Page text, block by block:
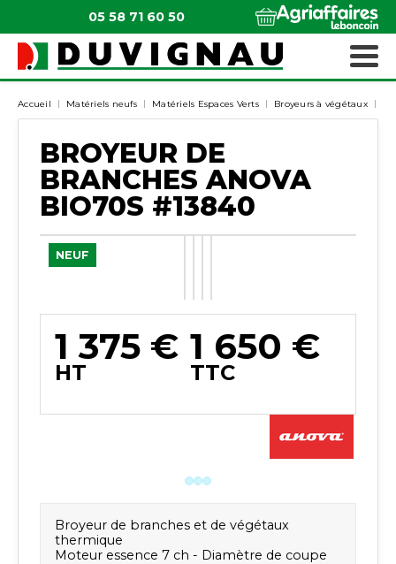
05 58 71 60 50
Accueil Matériels neufs Matériels Espaces Verts Broyeurs à végétaux
BROYEUR DE
BRANCHESANOVA
BIO70S #13840
NEUF
Broyeur de branches et de végétaux
thermique
Moteur essence 7 ch - Diamètre de coupe
1 375 €
HT
1 650 €
TTC